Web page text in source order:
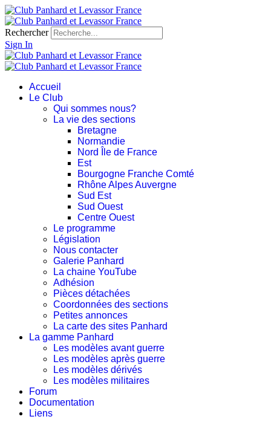
Rechercher
Sign In
Accueil
Le Club
Qui sommes nous?
La vie des sections
Bretagne
Normandie
Nord Île de France
Est
Bourgogne Franche Comté
Rhône Alpes Auvergne
Sud Est
Sud Ouest
Centre Ouest
Le programme
Législation
Nous contacter
Galerie Panhard
La chaine YouTube
Adhésion
Pièces détachées
Coordonnées des sections
Petites annonces
La carte des sites Panhard
La gamme Panhard
Les modèles avant guerre
Les modèles après guerre
Les modèles dérivés
Les modèles militaires
Forum
Documentation
Liens